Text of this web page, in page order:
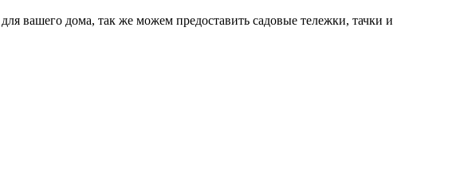
вашего дома, так же можем предоставить садовые тележки, тачки и